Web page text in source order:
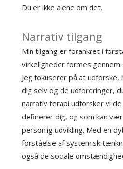
Du er ikke alene om det.
Narrativ tilgang
Min tilgang er forankret i
virkeligheder formes
Jeg fokuserer på at udforske,
dig selv og de udfordringer,
narrativ terapi udforsker vi
definerer dig, og som kan
personlig udvikling. Med en
forståelse af systemisk
også de sociale